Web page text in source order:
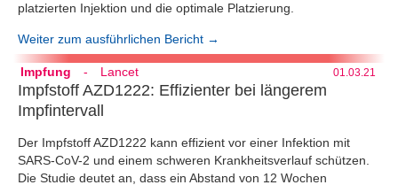
platzierten Injektion und die optimale Platzierung.
Weiter zum ausführlichen Bericht →
Impfung - Lancet 01.03.21
Impfstoff AZD1222: Effizienter bei längerem
Impfintervall
Der Impfstoff AZD1222 kann effizient vor einer Infektion mit
SARS-CoV-2 und einem schweren Krankheitsverlauf schützen.
Die Studie deutet an, dass ein Abstand von 12 Wochen